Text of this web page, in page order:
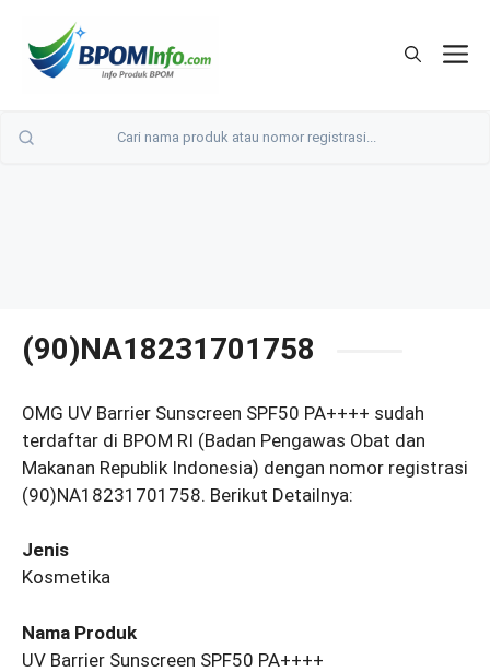
(90)NA18231701758
OMG UV Barrier Sunscreen SPF50 PA++++ sudah
terdaftar di BPOM RI (Badan Pengawas Obat dan
Makanan Republik Indonesia) dengan nomor registrasi
(90)NA18231701758. Berikut Detailnya:
Jenis
Kosmetika
Nama Produk
UV Barrier Sunscreen SPF50 PA++++